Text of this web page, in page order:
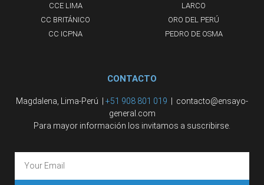
CCE LIMA
CC BRITÁNICO
CC ICPNA
LARCO
ORO DEL PERÚ
PEDRO DE OSMA
CONTACTO
Magdalena, Lima-Perú | +51 908 801 019
| contacto@ensayo-
general.com
Para mayor información los invitamos a suscribirse.